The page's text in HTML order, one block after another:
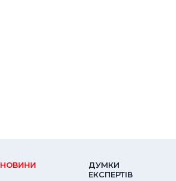
НОВИНИ
ДУМКИ
ЕКСПЕРТIВ